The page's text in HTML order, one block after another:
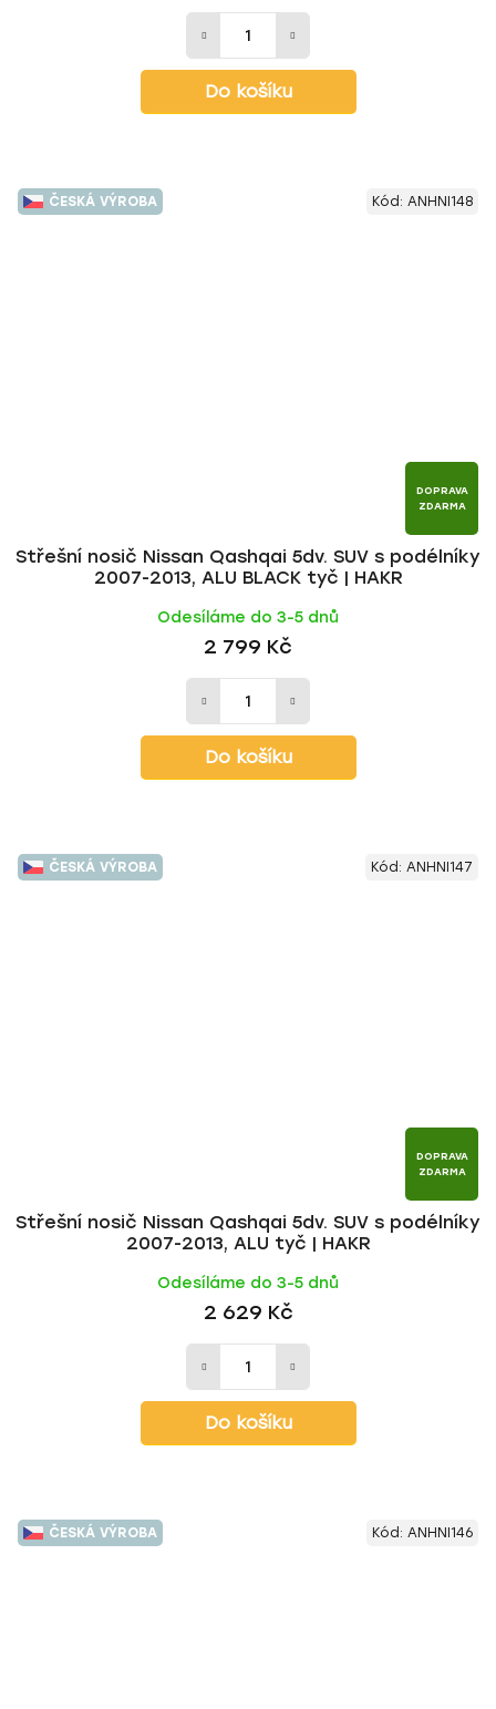
Do košíku
ČESKÁ VÝROBA
DOPRAVA
ZDARMA
Střešní nosič Nissan Qashqai 5dv. SUV s podélníky
2007-2013, ALU BLACK tyč | HAKR
Odesíláme do 3-5 dnů
2 799 Kč
Do košíku
Kód: ANHNI148
ČESKÁ VÝROBA
DOPRAVA
ZDARMA
Střešní nosič Nissan Qashqai 5dv. SUV s podélníky
2007-2013, ALU tyč | HAKR
Odesíláme do 3-5 dnů
2 629 Kč
Do košíku
Kód: ANHNI147
ČESKÁ VÝROBA Kód: ANHNI146